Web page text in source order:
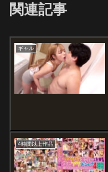
関連記事
ギャル
4時間以上作品